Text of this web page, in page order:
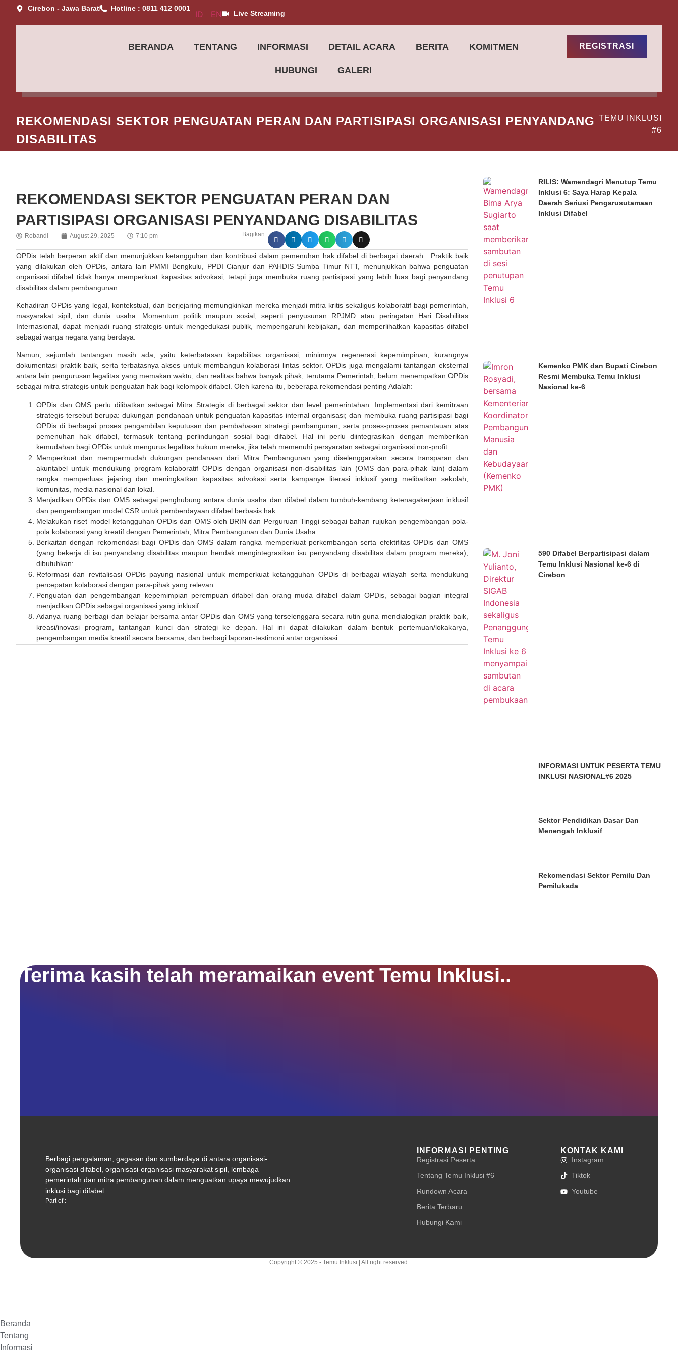
Cirebon - Jawa Barat Hotline : 0811 412 0001
ID EN Live Streaming
BERANDA TENTANG INFORMASI DETAIL ACARA BERITA KOMITMEN
HUBUNGI GALERI
REGISTRASI
REKOMENDASI SEKTOR PENGUATAN PERAN DAN PARTISIPASI ORGANISASI PENYANDANG
DISABILITAS
TEMU INKLUSI
#6
REKOMENDASI SEKTOR PENGUATAN PERAN DAN
PARTISIPASI ORGANISASI PENYANDANG DISABILITAS
Robandi August 29, 2025 7:10 pm Bagikan :
OPDis telah berperan aktif dan menunjukkan ketangguhan dan kontribusi dalam pemenuhan hak difabel di berbagai daerah. Praktik baik
yang dilakukan oleh OPDis, antara lain PMMI Bengkulu, PPDI Cianjur dan PAHDIS Sumba Timur NTT, menunjukkan bahwa penguatan
organisasi difabel tidak hanya memperkuat kapasitas advokasi, tetapi juga membuka ruang partisipasi yang lebih luas bagi penyandang
disabilitas dalam pembangunan.
Kehadiran OPDis yang legal, kontekstual, dan berjejaring memungkinkan mereka menjadi mitra kritis sekaligus kolaboratif bagi pemerintah,
masyarakat sipil, dan dunia usaha. Momentum politik maupun sosial, seperti penyusunan RPJMD atau peringatan Hari Disabilitas
Internasional, dapat menjadi ruang strategis untuk mengedukasi publik, mempengaruhi kebijakan, dan memperlihatkan kapasitas difabel
sebagai warga negara yang berdaya.
Namun, sejumlah tantangan masih ada, yaitu keterbatasan kapabilitas organisasi, minimnya regenerasi kepemimpinan, kurangnya
dokumentasi praktik baik, serta terbatasnya akses untuk membangun kolaborasi lintas sektor. OPDis juga mengalami tantangan eksternal
antara lain pengurusan legalitas yang memakan waktu, dan realitas bahwa banyak pihak, terutama Pemerintah, belum menempatkan OPDis
sebagai mitra strategis untuk penguatan hak bagi kelompok difabel. Oleh karena itu, beberapa rekomendasi penting Adalah:
OPDis dan OMS perlu dilibatkan sebagai Mitra Strategis di berbagai sektor dan level pemerintahan. Implementasi dari kemitraan
strategis tersebut berupa: dukungan pendanaan untuk penguatan kapasitas internal organisasi; dan membuka ruang partisipasi bagi
OPDis di berbagai proses pengambilan keputusan dan pembahasan strategi pembangunan, serta proses-proses pemantauan atas
pemenuhan hak difabel, termasuk tentang perlindungan sosial bagi difabel. Hal ini perlu diintegrasikan dengan memberikan
kemudahan bagi OPDis untuk mengurus legalitas hukum mereka, jika telah memenuhi persyaratan sebagai organisasi non-profit.
Memperkuat dan mempermudah dukungan pendanaan dari Mitra Pembangunan yang diselenggarakan secara transparan dan
akuntabel untuk mendukung program kolaboratif OPDis dengan organisasi non-disabilitas lain (OMS dan para-pihak lain) dalam
rangka memperluas jejaring dan meningkatkan kapasitas advokasi serta kampanye literasi inklusif yang melibatkan sekolah,
komunitas, media nasional dan lokal.
Menjadikan OPDis dan OMS sebagai penghubung antara dunia usaha dan difabel dalam tumbuh-kembang ketenagakerjaan inklusif
dan pengembangan model CSR untuk pemberdayaan difabel berbasis hak
Melakukan riset model ketangguhan OPDis dan OMS oleh BRIN dan Perguruan Tinggi sebagai bahan rujukan pengembangan pola-
pola kolaborasi yang kreatif dengan Pemerintah, Mitra Pembangunan dan Dunia Usaha.
Berkaitan dengan rekomendasi bagi OPDis dan OMS dalam rangka memperkuat perkembangan serta efektifitas OPDis dan OMS
(yang bekerja di isu penyandang disabilitas maupun hendak mengintegrasikan isu penyandang disabilitas dalam program mereka),
dibutuhkan:
Reformasi dan revitalisasi OPDis payung nasional untuk memperkuat ketangguhan OPDis di berbagai wilayah serta mendukung
percepatan kolaborasi dengan para-pihak yang relevan.
Penguatan dan pengembangan kepemimpian perempuan difabel dan orang muda difabel dalam OPDis, sebagai bagian integral
menjadikan OPDis sebagai organisasi yang inklusif
Adanya ruang berbagi dan belajar bersama antar OPDis dan OMS yang terselenggara secara rutin guna mendialogkan praktik baik,
kreasi/inovasi program, tantangan kunci dan strategi ke depan. Hal ini dapat dilakukan dalam bentuk pertemuan/lokakarya,
pengembangan media kreatif secara bersama, dan berbagi laporan-testimoni antar organisasi.
RILIS: Wamendagri Menutup Temu
Inklusi 6: Saya Harap Kepala
Daerah Seriusi Pengarusutamaan
Inklusi Difabel
Kemenko PMK dan Bupati Cirebon
Resmi Membuka Temu Inklusi
Nasional ke-6
590 Difabel Berpartisipasi dalam
Temu Inklusi Nasional ke-6 di
Cirebon
INFORMASI UNTUK PESERTA TEMU
INKLUSI NASIONAL#6 2025
Sektor Pendidikan Dasar Dan
Menengah Inklusif
Rekomendasi Sektor Pemilu Dan
Pemilukada
Terima kasih telah meramaikan event Temu Inklusi..
Berbagi pengalaman, gagasan dan sumberdaya di antara organisasi-
organisasi difabel, organisasi-organisasi masyarakat sipil, lembaga
pemerintah dan mitra pembangunan dalam menguatkan upaya mewujudkan
inklusi bagi difabel.
Part of :
INFORMASI PENTING
Registrasi Peserta
Tentang Temu Inklusi #6
Rundown Acara
Berita Terbaru
Hubungi Kami
KONTAK KAMI
Instagram
Tiktok
Youtube
Copyright © 2025 - Temu Inklusi | All right reserved.
Beranda
Tentang
Informasi